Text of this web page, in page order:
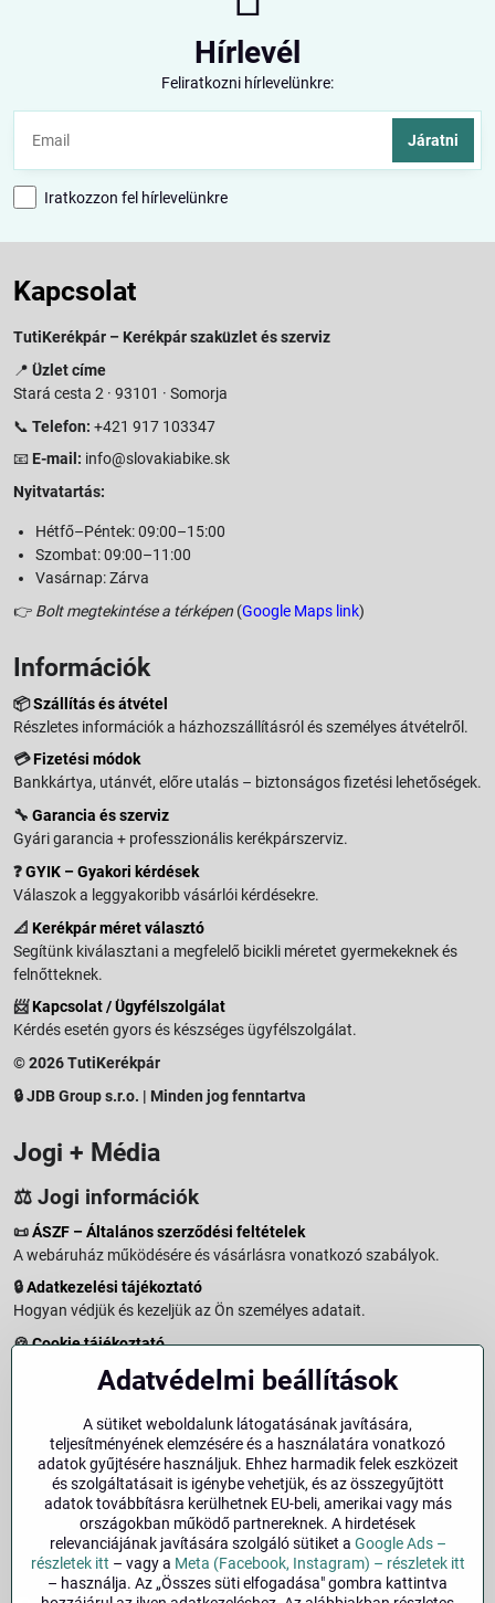
Hírlevél
Feliratkozni hírlevelünkre:
Járatni
Iratkozzon fel hírlevelünkre
Kapcsolat
TutiKerékpár – Kerékpár szaküzlet és szerviz
📍 Üzlet címe
Stará cesta 2 · 93101 · Somorja
📞 Telefon: +421 917 103347
📧 E-mail: info@slovakiabike.sk
Nyitvatartás:
Hétfő–Péntek: 09:00–15:00
Szombat: 09:00–11:00
Vasárnap: Zárva
👉 Bolt megtekintése a térképen (Google Maps link)
Információk
📦Szállítás és átvétel
Részletes információk a házhozszállításról és személyes átvételről.
💳Fizetési módok
Bankkártya, utánvét, előre utalás – biztonságos fizetési lehetőségek.
🔧 Garancia és szerviz
Gyári garancia + professzionális kerékpárszerviz.
❓GYIK – Gyakori kérdések
Válaszok a leggyakoribb vásárlói kérdésekre.
📐 Kerékpár méret választó
Segítünk kiválasztani a megfelelő bicikli méretet gyermekeknek és
felnőtteknek.
📨Kapcsolat / Ügyfélszolgálat
Kérdés esetén gyors és készséges ügyfélszolgálat.
© 2026 TutiKerékpár
🔒 JDB Group s.r.o. | Minden jog fenntartva
Jogi + Média
⚖️ Jogi információk
📜ÁSZF – Általános szerződési feltételek
A webáruház működésére és vásárlásra vonatkozó szabályok.
🔒Adatkezelési tájékoztató
Hogyan védjük és kezeljük az Ön személyes adatait.
🍪Cookie tájékoztató
A weboldalon használt sütikről és adatkezelésről.
Vásárlástól való elállás menete és feltételei.
Elállás a szerződéstől
Impresszum
Üzemeltetői adatok és jogi tudnivalók.
🔐Biztonság
Adatvédelmi beállítások
A sütiket weboldalunk látogatásának javítására,
teljesítményének elemzésére és a használatára vonatkozó
adatok gyűjtésére használjuk. Ehhez harmadik felek eszközeit
és szolgáltatásait is igénybe vehetjük, és az összegyűjtött
adatok továbbításra kerülhetnek EU-beli, amerikai vagy más
országokban működő partnereknek. A hirdetések
relevanciájának javítására szolgáló sütiket a Google Ads –
részletek itt – vagy a Meta (Facebook, Instagram) – részletek itt
– használja. Az „Összes süti elfogadása" gombra kattintva